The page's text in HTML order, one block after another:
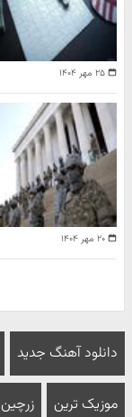
۲۵ مهر ۱۴۰۴
۲۰ مهر ۱۴۰۴
دانلود آهنگ جدید
موزیک ترین زرچین